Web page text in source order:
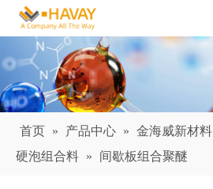
首页 » 产品中心 » 金海威新材料
硬泡组合料 » 间歇板组合聚醚